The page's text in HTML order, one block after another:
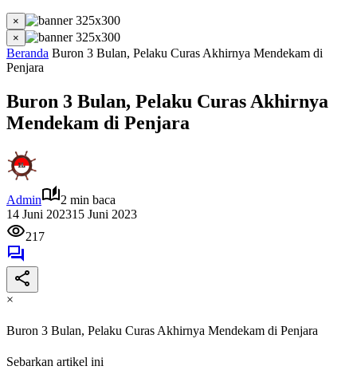
×
×
Beranda Buron 3 Bulan, Pelaku Curas Akhirnya Mendekam di
Penjara
Buron 3 Bulan, Pelaku Curas Akhirnya
Mendekam di Penjara
Admin
2 min baca
14 Juni 202315 Juni 2023
217
×
Buron 3 Bulan, Pelaku Curas Akhirnya Mendekam di Penjara
Sebarkan artikel ini